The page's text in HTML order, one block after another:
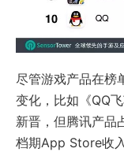
尽管游戏产品在榜
变化，比如《QQ
新晋，但腾讯产品
档期App Store收